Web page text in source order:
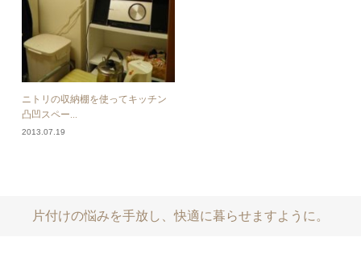
ニトリの収納棚を使ってキッチン
凸凹スペー...
2013.07.19
片付けの悩みを手放し、快適に暮らせますように。